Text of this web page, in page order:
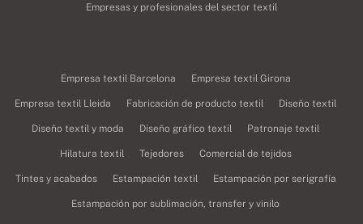
Empresas y profesionales del sector textil
Empresa textil Barcelona Empresa textil Girona
Empresa textil Lleida Fabricación de producto textil Diseño textil
Diseño textil y moda Diseño gráfico textil Patronaje textil
Hilatura textil Tejedores Comercial de tejidos
Tintes y acabados Estampación textil Estampación por serigrafía
Estampación por sublimación, transfer y vinilo